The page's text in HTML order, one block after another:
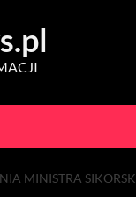
MINISTRA